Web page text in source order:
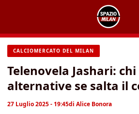
contenuto
CALCIOMERCATO DEL MILAN
Telenovela Jashari:
alternative se salta il
27 Luglio 2025 - 19:45di Alice Bonora